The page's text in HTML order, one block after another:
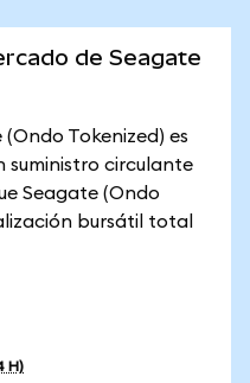
de Seagate
Tokenized) es
suministro circulante
Seagate (Ondo
bursátil total
H)